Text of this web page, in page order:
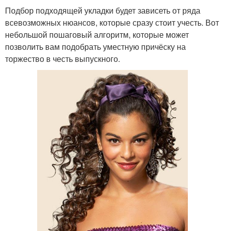
Подбор подходящей укладки будет зависеть от ряда
всевозможных нюансов, которые сразу стоит учесть. Вот
небольшой пошаговый алгоритм, которые может
позволить вам подобрать уместную причёску на
торжество в честь выпускного.